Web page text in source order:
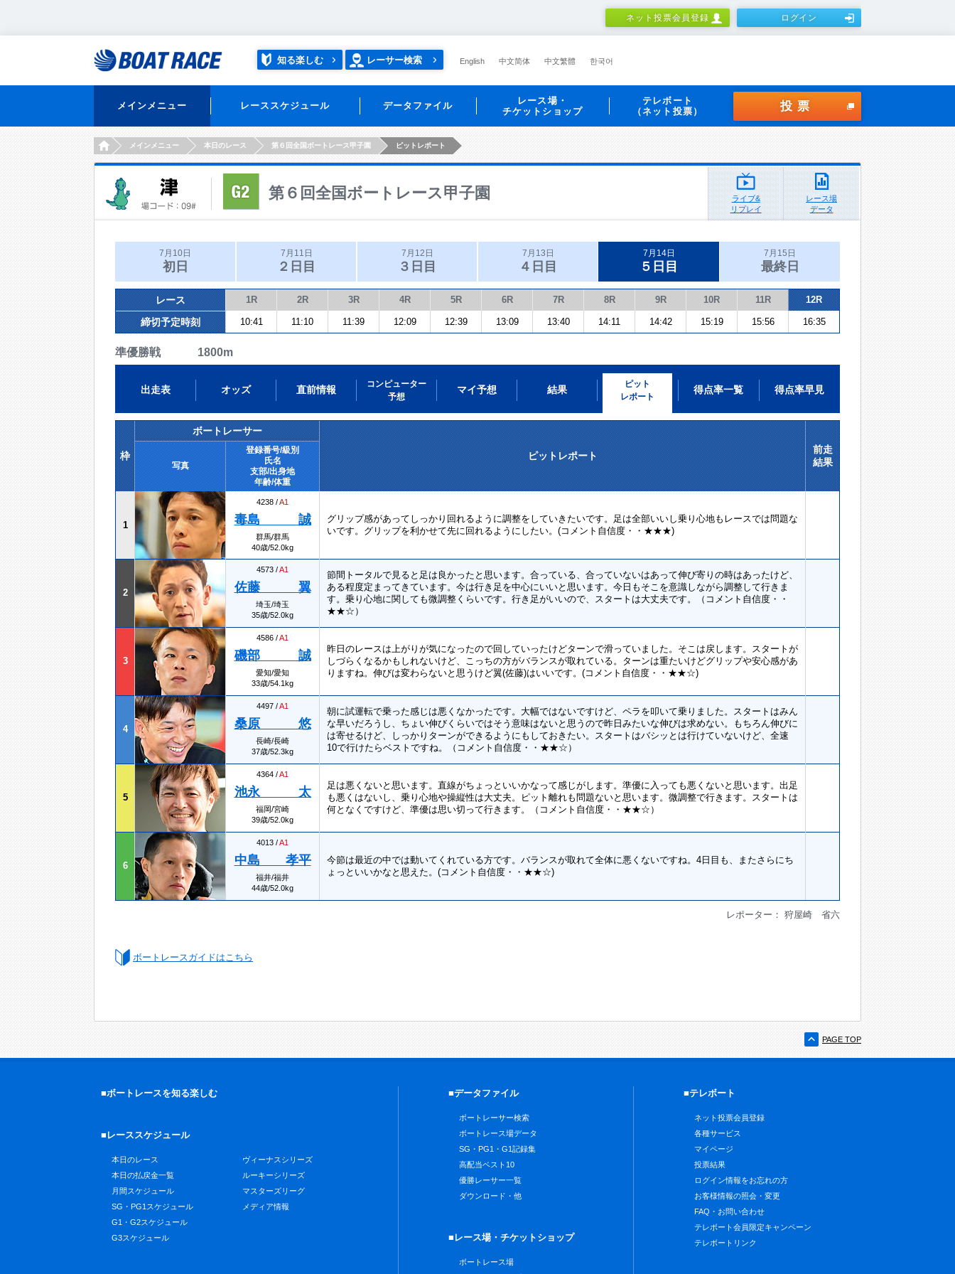
ネット投票会員登録 ログイン
知る楽しむ レーサー検索 English 中文简体 中文繁體 한국어
メインメニュー レーススケジュール データファイル
レース場・
チケットショップ
テレボート
（ネット投票）
投票
HOMEメインメニュー 本日のレース 第６回全国ボートレース甲子園 ピットレポート
第６回全国ボートレース甲子園
ライブ&
リプレイ
レース場
データ
7月10日
初日
7月11日
２日目
7月12日
３日目
7月13日
４日目
7月14日
５日目
7月15日
最終日
レース 1R 2R 3R 4R 5R 6R 7R 8R 9R 10R 11R 12R
締切予定時刻 10:41 11:10 11:39 12:09 12:39 13:09 13:40 14:11 14:42 15:19 15:56 16:35
準優勝戦 1800m
出走表 オッズ 直前情報
コンピューター
予想
マイ予想 結果
ピット
レポート
得点率一覧 得点率早見
枠
ボートレーサー
ピットレポート
前走
結果
写真
登録番号/級別
氏名
支部/出身地
年齢/体重
1
4238 /A1
毒島 誠
群馬/群馬
40歳/52.0kg
グリップ感があってしっかり回れるように調整をしていきたいです。足は全部いいし乗り心地もレースでは問題な
いです。グリップを利かせて先に回れるようにしたい。(コメント自信度・・★★★)
2
4573 /A1
佐藤 翼
埼玉/埼玉
35歳/52.0kg
節間トータルで見ると足は良かったと思います。合っている、合っていないはあって伸び寄りの時はあったけど、
ある程度定まってきています。今は行き足を中心にいいと思います。今日もそこを意識しながら調整して行きま
す。乗り心地に関しても微調整くらいです。行き足がいいので、スタートは大丈夫です。（コメント自信度・・
★★☆）
3
4586 /A1
磯部 誠
愛知/愛知
33歳/54.1kg
昨日のレースは上がりが気になったので回していったけどターンで滑っていました。そこは戻します。スタートが
しづらくなるかもしれないけど、こっちの方がバランスが取れている。ターンは重たいけどグリップや安心感があ
りますね。伸びは変わらないと思うけど翼(佐藤)はいいです。(コメント自信度・・★★☆)
4
4497 /A1
桑原 悠
長崎/長崎
37歳/52.3kg
朝に試運転で乗った感じは悪くなかったです。大幅ではないですけど、ペラを叩いて乗りました。スタートはみん
な早いだろうし、ちょい伸びくらいではそう意味はないと思うので昨日みたいな伸びは求めない。もちろん伸びに
は寄せるけど、しっかりターンができるようにもしておきたい。スタートはバシッとは行けていないけど、全速
10で行けたらベストですね。（コメント自信度・・★★☆）
5
4364 /A1
池永 太
福岡/宮崎
39歳/52.0kg
足は悪くないと思います。直線がちょっといいかなって感じがします。準優に入っても悪くないと思います。出足
も悪くはないし、乗り心地や操縦性は大丈夫。ピット離れも問題ないと思います。微調整で行きます。スタートは
何となくですけど、準優は思い切って行きます。（コメント自信度・・★★☆）
6
4013 /A1
中島 孝平
福井/福井
44歳/52.0kg
今節は最近の中では動いてくれている方です。バランスが取れて全体に悪くないですね。4日目も、またさらにち
ょっといいかなと思えた。(コメント自信度・・★★☆)
レポーター： 狩屋崎 省六
ボートレースガイドはこちら
PAGE TOP
■ボートレースを知る楽しむ
■レーススケジュール
本日のレース
本日の払戻金一覧
月間スケジュール
SG・PG1スケジュール
G1・G2スケジュール
G3スケジュール
ヴィーナスシリーズ
ルーキーシリーズ
マスターズリーグ
メディア情報
■データファイル
ボートレーサー検索
ボートレース場データ
SG・PG1・G1記録集
高配当ベスト10
優勝レーサー一覧
ダウンロード・他
■レース場・チケットショップ
ボートレース場
■テレボート
ネット投票会員登録
各種サービス
マイページ
投票結果
ログイン情報をお忘れの方
お客様情報の照会・変更
FAQ・お問い合わせ
テレボート会員限定キャンペーン
テレボートリンク